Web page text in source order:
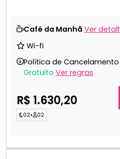
Café da Manhã Ver
Wi-fi
Política de
Gratuito Ver regras
R$ 1.630,20
02• 02